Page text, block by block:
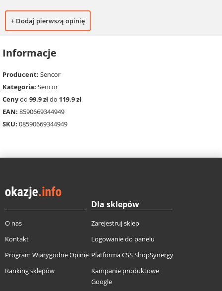
+ Dodaj pierwszą opinię
Informacje
Producent: Sencor
Kategoria: Sencor
Cenyod 99.9 złdo 119.9 zł
EAN: 8590669344949
SKU: 08590669344949
O nas
Kontakt
Program Wiarygodne Opinie
Ranking sklepów
Dla sklepów
Zarejestruj sklep
Logowanie do panelu
Platforma CSS ShopSynergy
Kampanie produktowe
Google